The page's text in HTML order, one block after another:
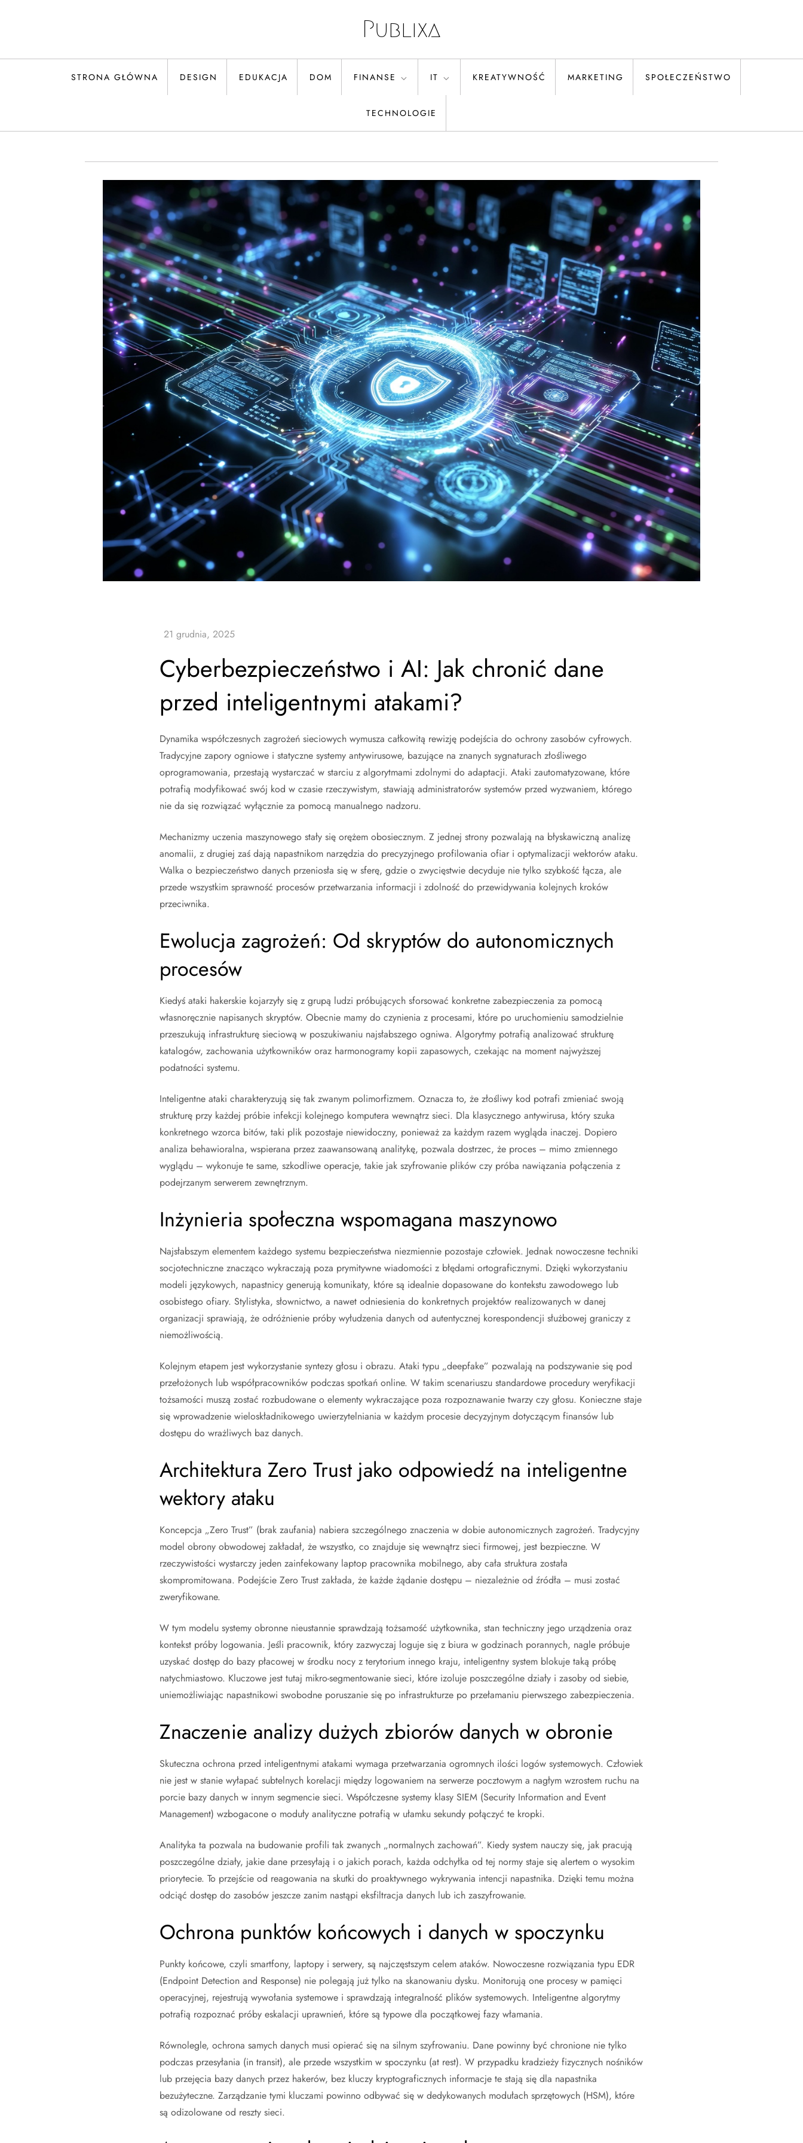
Publixa
STRONA GŁÓWNA DESIGN EDUKACJA DOM FINANSE IT KREATYWNOŚĆ MARKETING SPOŁECZEŃSTWO
TECHNOLOGIE
Cyberbezpieczeństwo i AI: Jak chronić dane
przed inteligentnymi atakami?
Dynamika współczesnych zagrożeń sieciowych wymusza całkowitą rewizję podejścia do ochrony zasobów cyfrowych.
Tradycyjne zapory ogniowe i statyczne systemy antywirusowe, bazujące na znanych sygnaturach złośliwego
oprogramowania, przestają wystarczać w starciu z algorytmami zdolnymi do adaptacji. Ataki zautomatyzowane, które
potrafią modyfikować swój kod w czasie rzeczywistym, stawiają administratorów systemów przed wyzwaniem, którego
nie da się rozwiązać wyłącznie za pomocą manualnego nadzoru.
Mechanizmy uczenia maszynowego stały się orężem obosiecznym. Z jednej strony pozwalają na błyskawiczną analizę
anomalii, z drugiej zaś dają napastnikom narzędzia do precyzyjnego profilowania ofiar i optymalizacji wektorów ataku.
Walka o bezpieczeństwo danych przeniosła się w sferę, gdzie o zwycięstwie decyduje nie tylko szybkość łącza, ale
przede wszystkim sprawność procesów przetwarzania informacji i zdolność do przewidywania kolejnych kroków
przeciwnika.
Ewolucja zagrożeń: Od skryptów do autonomicznych
procesów
Kiedyś ataki hakerskie kojarzyły się z grupą ludzi próbujących sforsować konkretne zabezpieczenia za pomocą
własnoręcznie napisanych skryptów. Obecnie mamy do czynienia z procesami, które po uruchomieniu samodzielnie
przeszukują infrastrukturę sieciową w poszukiwaniu najsłabszego ogniwa. Algorytmy potrafią analizować strukturę
katalogów, zachowania użytkowników oraz harmonogramy kopii zapasowych, czekając na moment najwyższej
podatności systemu.
Inteligentne ataki charakteryzują się tak zwanym polimorfizmem. Oznacza to, że złośliwy kod potrafi zmieniać swoją
strukturę przy każdej próbie infekcji kolejnego komputera wewnątrz sieci. Dla klasycznego antywirusa, który szuka
konkretnego wzorca bitów, taki plik pozostaje niewidoczny, ponieważ za każdym razem wygląda inaczej. Dopiero
analiza behawioralna, wspierana przez zaawansowaną analitykę, pozwala dostrzec, że proces – mimo zmiennego
wyglądu – wykonuje te same, szkodliwe operacje, takie jak szyfrowanie plików czy próba nawiązania połączenia z
podejrzanym serwerem zewnętrznym.
Inżynieria społeczna wspomagana maszynowo
Najsłabszym elementem każdego systemu bezpieczeństwa niezmiennie pozostaje człowiek. Jednak nowoczesne techniki
socjotechniczne znacząco wykraczają poza prymitywne wiadomości z błędami ortograficznymi. Dzięki wykorzystaniu
modeli językowych, napastnicy generują komunikaty, które są idealnie dopasowane do kontekstu zawodowego lub
osobistego ofiary. Stylistyka, słownictwo, a nawet odniesienia do konkretnych projektów realizowanych w danej
organizacji sprawiają, że odróżnienie próby wyłudzenia danych od autentycznej korespondencji służbowej graniczy z
niemożliwością.
Kolejnym etapem jest wykorzystanie syntezy głosu i obrazu. Ataki typu „deepfake” pozwalają na podszywanie się pod
przełożonych lub współpracowników podczas spotkań online. W takim scenariuszu standardowe procedury weryfikacji
tożsamości muszą zostać rozbudowane o elementy wykraczające poza rozpoznawanie twarzy czy głosu. Konieczne staje
się wprowadzenie wieloskładnikowego uwierzytelniania w każdym procesie decyzyjnym dotyczącym finansów lub
dostępu do wrażliwych baz danych.
Architektura Zero Trust jako odpowiedź na inteligentne
wektory ataku
Koncepcja „Zero Trust” (brak zaufania) nabiera szczególnego znaczenia w dobie autonomicznych zagrożeń. Tradycyjny
model obrony obwodowej zakładał, że wszystko, co znajduje się wewnątrz sieci firmowej, jest bezpieczne. W
rzeczywistości wystarczy jeden zainfekowany laptop pracownika mobilnego, aby cała struktura została
skompromitowana. Podejście Zero Trust zakłada, że każde żądanie dostępu – niezależnie od źródła – musi zostać
zweryfikowane.
W tym modelu systemy obronne nieustannie sprawdzają tożsamość użytkownika, stan techniczny jego urządzenia oraz
kontekst próby logowania. Jeśli pracownik, który zazwyczaj loguje się z biura w godzinach porannych, nagle próbuje
uzyskać dostęp do bazy płacowej w środku nocy z terytorium innego kraju, inteligentny system blokuje taką próbę
natychmiastowo. Kluczowe jest tutaj mikro-segmentowanie sieci, które izoluje poszczególne działy i zasoby od siebie,
uniemożliwiając napastnikowi swobodne poruszanie się po infrastrukturze po przełamaniu pierwszego zabezpieczenia.
Znaczenie analizy dużych zbiorów danych w obronie
Skuteczna ochrona przed inteligentnymi atakami wymaga przetwarzania ogromnych ilości logów systemowych. Człowiek
nie jest w stanie wyłapać subtelnych korelacji między logowaniem na serwerze pocztowym a nagłym wzrostem ruchu na
porcie bazy danych w innym segmencie sieci. Współczesne systemy klasy SIEM (Security Information and Event
Management) wzbogacone o moduły analityczne potrafią w ułamku sekundy połączyć te kropki.
Analityka ta pozwala na budowanie profili tak zwanych „normalnych zachowań”. Kiedy system nauczy się, jak pracują
poszczególne działy, jakie dane przesyłają i o jakich porach, każda odchyłka od tej normy staje się alertem o wysokim
priorytecie. To przejście od reagowania na skutki do proaktywnego wykrywania intencji napastnika. Dzięki temu można
odciąć dostęp do zasobów jeszcze zanim nastąpi eksfiltracja danych lub ich zaszyfrowanie.
Ochrona punktów końcowych i danych w spoczynku
Punkty końcowe, czyli smartfony, laptopy i serwery, są najczęstszym celem ataków. Nowoczesne rozwiązania typu EDR
(Endpoint Detection and Response) nie polegają już tylko na skanowaniu dysku. Monitorują one procesy w pamięci
operacyjnej, rejestrują wywołania systemowe i sprawdzają integralność plików systemowych. Inteligentne algorytmy
potrafią rozpoznać próby eskalacji uprawnień, które są typowe dla początkowej fazy włamania.
Równolegle, ochrona samych danych musi opierać się na silnym szyfrowaniu. Dane powinny być chronione nie tylko
podczas przesyłania (in transit), ale przede wszystkim w spoczynku (at rest). W przypadku kradzieży fizycznych nośników
lub przejęcia bazy danych przez hakerów, bez kluczy kryptograficznych informacje te stają się dla napastnika
bezużyteczne. Zarządzanie tymi kluczami powinno odbywać się w dedykowanych modułach sprzętowych (HSM), które
są odizolowane od reszty sieci.